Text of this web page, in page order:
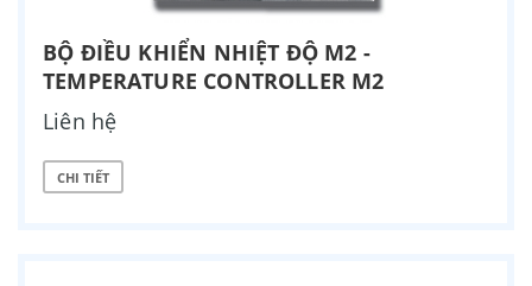
BỘ ĐIỀU KHIỂN NHIỆT ĐỘ M2 -
TEMPERATURE CONTROLLER M2
Liên hệ
CHI TIẾT